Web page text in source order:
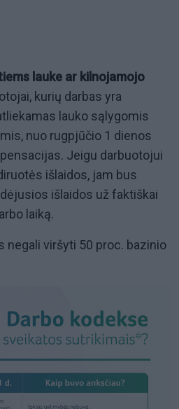
lauke ar kilnojamojo
kurių darbas yra
lauko sąlygomis
nuo rugpjūčio 1 dienos
Jeigu darbuotojui
išlaidos, jam bus
išlaidos už faktiškai
laiką.
negali viršyti 50 proc. bazinio